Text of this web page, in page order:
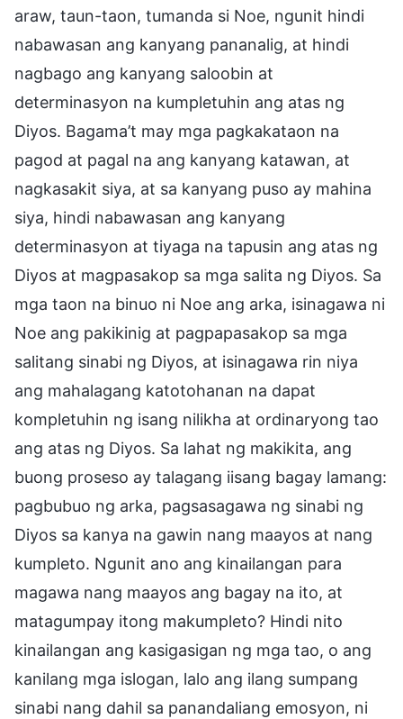
araw, taun-taon, tumanda si Noe, ngunit hindi
nabawasan ang kanyang pananalig, at hindi
nagbago ang kanyang saloobin at
determinasyon na kumpletuhin ang atas ng
Diyos. Bagama’t may mga pagkakataon na
pagod at pagal na ang kanyang katawan, at
nagkasakit siya, at sa kanyang puso ay mahina
siya, hindi nabawasan ang kanyang
determinasyon at tiyaga na tapusin ang atas ng
Diyos at magpasakop sa mga salita ng Diyos. Sa
mga taon na binuo ni Noe ang arka, isinagawa ni
Noe ang pakikinig at pagpapasakop sa mga
salitang sinabi ng Diyos, at isinagawa rin niya
ang mahalagang katotohanan na dapat
kompletuhin ng isang nilikha at ordinaryong tao
ang atas ng Diyos. Sa lahat ng makikita, ang
buong proseso ay talagang iisang bagay lamang:
pagbubuo ng arka, pagsasagawa ng sinabi ng
Diyos sa kanya na gawin nang maayos at nang
kumpleto. Ngunit ano ang kinailangan para
magawa nang maayos ang bagay na ito, at
matagumpay itong makumpleto? Hindi nito
kinailangan ang kasigasigan ng mga tao, o ang
kanilang mga islogan, lalo ang ilang sumpang
sinabi nang dahil sa panandaliang emosyon, ni